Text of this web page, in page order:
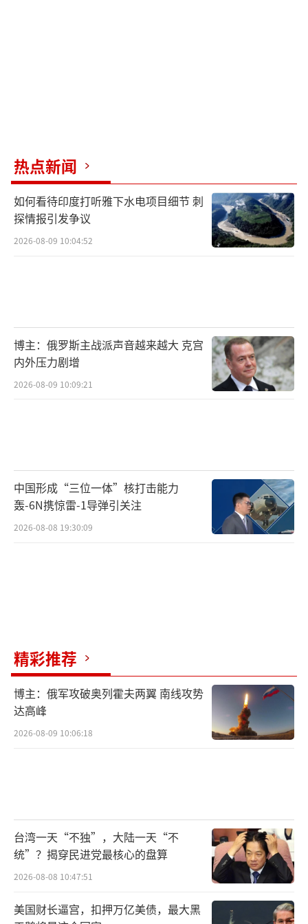
热点新闻
如何看待印度打听雅下水电项目细节 刺
探情报引发争议
2026-08-09 10:04:52
博主：俄罗斯主战派声音越来越大 克宫
内外压力剧增
2026-08-09 10:09:21
中国形成“三位一体”核打击能力
轰-6N携惊雷-1导弹引关注
2026-08-08 19:30:09
精彩推荐
博主：俄军攻破奥列霍夫两翼 南线攻势
达高峰
2026-08-09 10:06:18
台湾一天“不独”，大陆一天“不
统”？揭穿民进党最核心的盘算
2026-08-08 10:47:51
美国财长逼宫，扣押万亿美债，最大黑